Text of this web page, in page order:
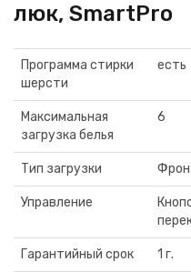
люк, SmartPro
Программа стирки
шерсти
есть
Максимальная
загрузка белья
6
Тип загрузки
Управление
Гарантийный срок 1 г.